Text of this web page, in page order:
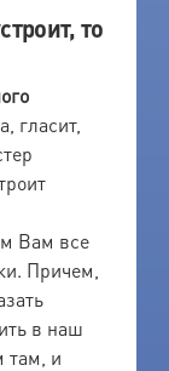
то
гласит,
Вам все
Причем,
в наш
там, и